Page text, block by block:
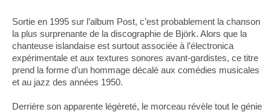
Sortie en 1995 sur l’album Post, c’est probablement la chanson
la plus surprenante de la discographie de Björk. Alors que la
chanteuse islandaise est surtout associée à l’électronica
expérimentale et aux textures sonores avant-gardistes, ce titre
prend la forme d’un hommage décalé aux comédies musicales
et au jazz des années 1950.
Derrière son apparente légèreté, le morceau révèle tout le génie